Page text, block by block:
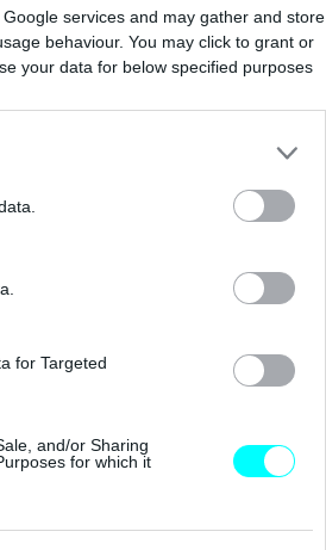
services and may gather and store
behaviour. You may click to grant or
your data for below specified purposes
for Targeted
and/or Sharing
for which it